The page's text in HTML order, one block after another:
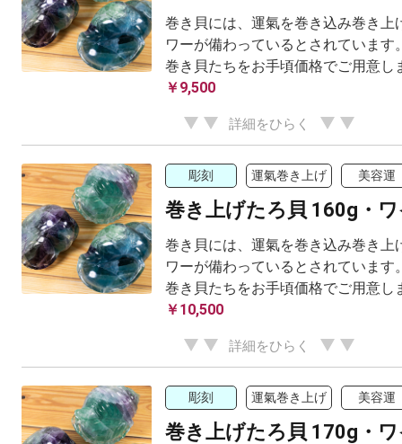
巻き貝には、運氣を巻き込み巻き上
ワーが備わっているとされています
巻き貝たちをお手頃価格でご用意し
￥9,500
詳細をひらく
彫刻 運氣巻き上げ 美容運
巻き上げたろ貝 160g・
巻き貝には、運氣を巻き込み巻き上
ワーが備わっているとされています
巻き貝たちをお手頃価格でご用意し
￥10,500
詳細をひらく
彫刻 運氣巻き上げ 美容運
巻き上げたろ貝 170g・